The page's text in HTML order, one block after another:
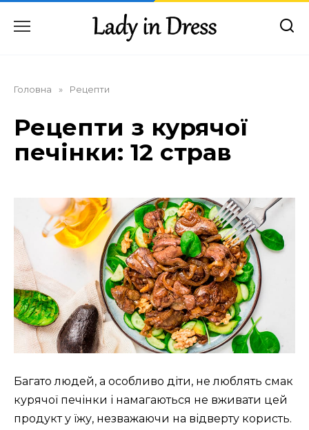
до
Головна » Рецепти
Рецепти з курячої
печінки: 12 страв
Багато людей, а особливо діти, не люблять смак
курячої печінки і намагаються не вживати цей
продукт у їжу, незважаючи на відверту користь.